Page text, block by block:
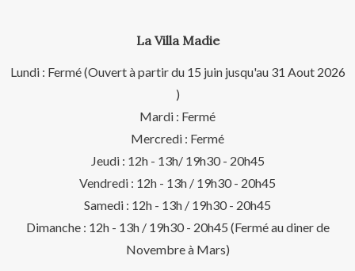
La Villa Madie
Lundi : Fermé (Ouvert à partir du 15 juin jusqu'au 31 Aout 2026
)
Mardi : Fermé
Mercredi : Fermé
Jeudi : 12h - 13h/ 19h30 - 20h45
Vendredi : 12h - 13h / 19h30 - 20h45
Samedi : 12h - 13h / 19h30 - 20h45
Dimanche : 12h - 13h / 19h30 - 20h45 (Fermé au diner de
Novembre à Mars)